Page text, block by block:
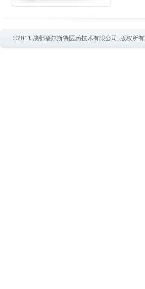
©2011 成都福尔斯特医药技术有限公司, 版权所有